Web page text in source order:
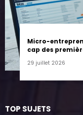
Micro-
cap des
29 juillet 2026
TOP SUJETS